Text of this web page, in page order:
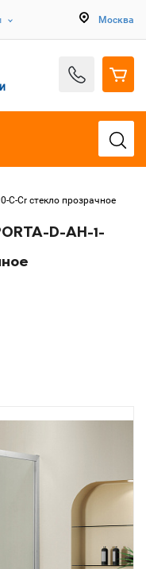
Москва
C-Cr стекло прозрачное
D-AH-1-